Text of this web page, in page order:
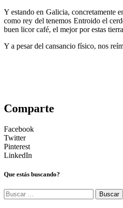
Y estando en Galicia, concretamente
como rey del tenemos Entroido el
buen licor café, el mejor por estas
Y a pesar del cansancio físico, nos
Comparte
Facebook
Twitter
Pinterest
LinkedIn
Que estás buscando?
Buscar: